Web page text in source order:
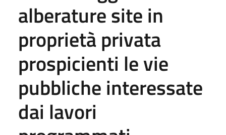
alberature site in
proprietà privata
prospicienti le vie
pubbliche interessate
dai lavori